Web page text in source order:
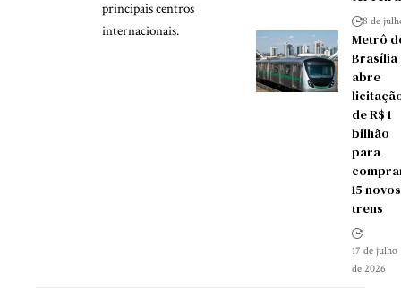
principais centros
internacionais.
8 de
Metrô
Brasília
abre
de R$ 1
bilhão
para
15 novos
trens
17 de julho
de 2026